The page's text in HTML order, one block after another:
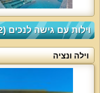
וילות עם גישה לנכים (122)
וילה ונציה